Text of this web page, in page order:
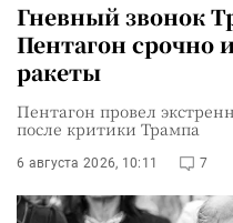
Гневный звонок
Пентагон срочно
ракеты
Пентагон провел
после критики Трампа
6 августа 2026, 10:11 7